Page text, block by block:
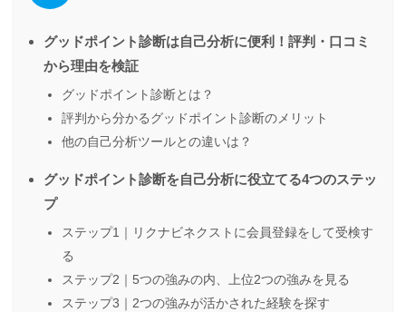
グッドポイント診断は自己分析に便利！評判・口コミ
から理由を検証
グッドポイント診断とは？
評判から分かるグッドポイント診断のメリット
他の自己分析ツールとの違いは？
グッドポイント診断を自己分析に役立てる4つのステッ
プ
ステップ1｜リクナビネクストに会員登録をして受検す
る
ステップ2｜5つの強みの内、上位2つの強みを見る
ステップ3｜2つの強みが活かされた経験を探す